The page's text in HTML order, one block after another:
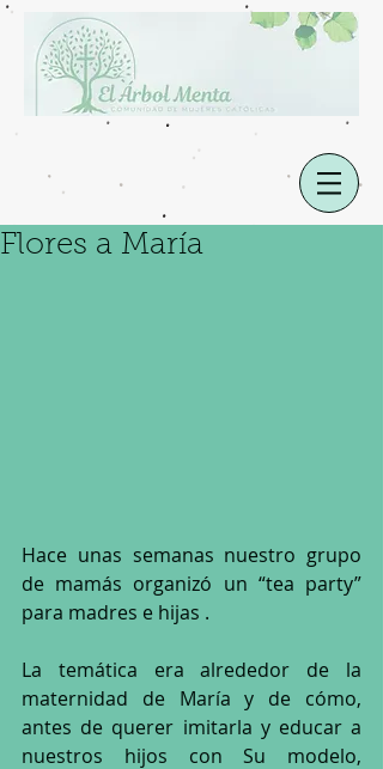
Flores a María
Hace unas semanas nuestro grupo
de mamás organizó un “tea party”
para madres e hijas .
La temática era alrededor de la
maternidad de María y de cómo,
antes de querer imitarla y educar a